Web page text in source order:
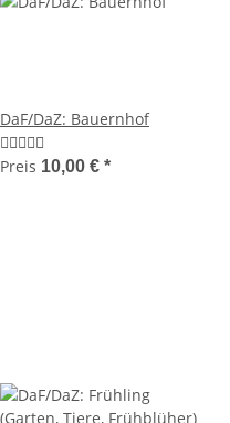
DaF/DaZ: Bauernhof
Preis 10,00 € *